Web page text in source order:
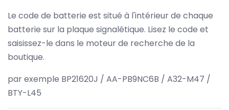
Le code de batterie est situé à l'intérieur de chaque
batterie sur la plaque signalétique. Lisez le code et
saisissez-le dans le moteur de recherche de la
boutique.
par exemple BP21620J / AA-PB9NC6B / A32-M47 /
BTY-L45